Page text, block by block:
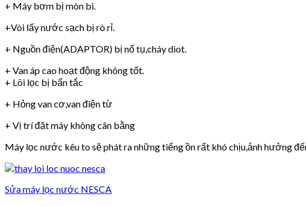
+ Máy bơm bị mòn bi.
+Vòi lấy nước sạch bị rò rỉ.
+ Nguồn điện(ADAPTOR) bị nổ tụ,cháy diot.
+ Van áp cao hoạt động không tốt.
+ Lõi lọc bị bẩn tắc
+ Hỏng van cơ,van điện từ
+ Vị trí đặt máy không cân bằng
Máy lọc nước kêu to sẽ phát ra những tiếng ồn rất khó chịu,ảnh hưởng
Sửa máy lọc nước NESCA